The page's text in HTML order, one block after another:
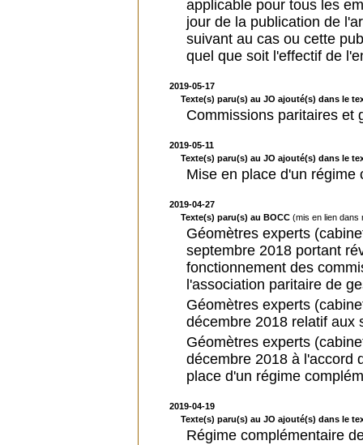
applicable pour tous les
jour de la publication de
suivant au cas ou cette
quel que soit l'effectif de
2019-05-17
Texte(s) paru(s) au JO ajouté(s) dans le
Commissions paritaires et
2019-05-11
Texte(s) paru(s) au JO ajouté(s) dans le
Mise en place d'un
2019-04-27
Texte(s) paru(s) au BOCC (mis en lien dans
Géomètres experts
septembre 2018 portant
fonctionnement des
l'association paritaire de
Géomètres experts
décembre 2018 relatif aux
Géomètres experts
décembre 2018 à l'accord
place d'un régime
2019-04-19
Texte(s) paru(s) au JO ajouté(s) dans le
Régime complémentaire